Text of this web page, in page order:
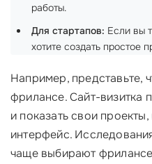
работы.
Для стартапов: Если вы
хотите создать простое
Например, представьте,
фрилансе. Сайт-визитка
и показать свои
интерфейс.
чаще выбирают